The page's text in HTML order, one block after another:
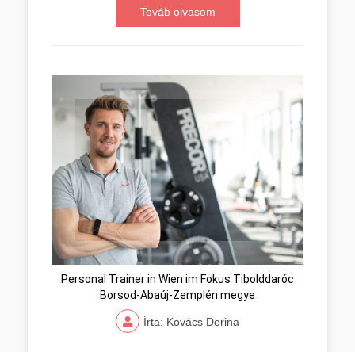
Továb olvasom
Personal Trainer in Wien im Fokus Tibolddaróc
Borsod-Abaúj-Zemplén megye
Írta: Kovács Dorina